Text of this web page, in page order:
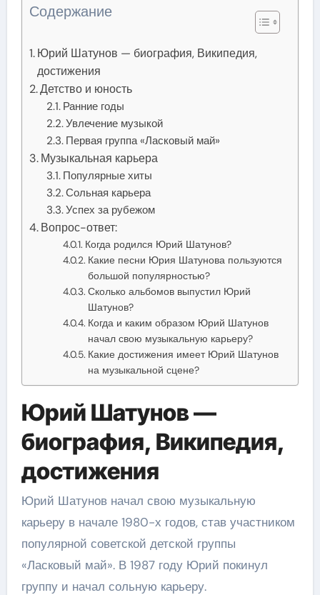
Содержание
Юрий Шатунов — биография, Википедия,
достижения
Детство и юность
Ранние годы
Увлечение музыкой
Первая группа «Ласковый май»
Музыкальная карьера
Популярные хиты
Сольная карьера
Успех за рубежом
Вопрос-ответ:
Когда родился Юрий Шатунов?
Какие песни Юрия Шатунова пользуются
большой популярностью?
Сколько альбомов выпустил Юрий
Шатунов?
Когда и каким образом Юрий Шатунов
начал свою музыкальную карьеру?
Какие достижения имеет Юрий Шатунов
на музыкальной сцене?
Юрий Шатунов —
биография, Википедия,
достижения
Юрий Шатунов начал свою музыкальную
карьеру в начале 1980-х годов, став участником
популярной советской детской группы
«Ласковый май». В 1987 году Юрий покинул
группу и начал сольную карьеру.